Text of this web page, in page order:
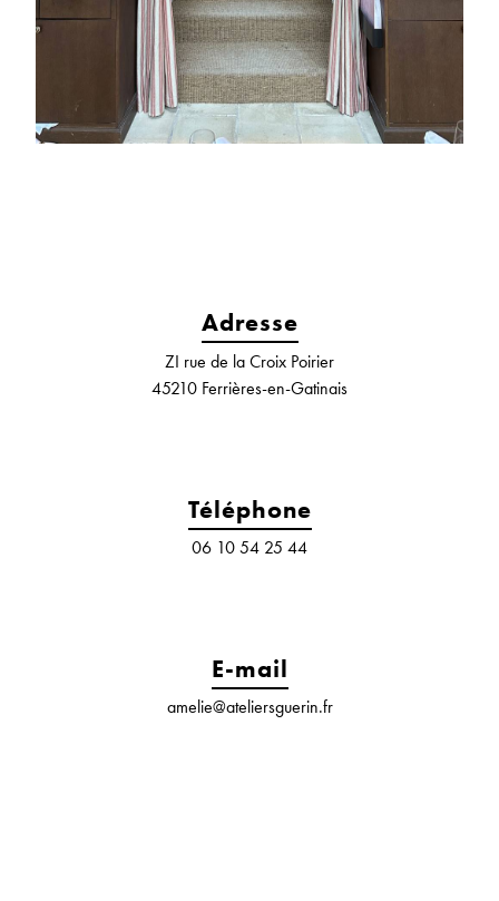
Adresse
ZI rue de la Croix Poirier
45210 Ferrières-en-Gatinais
Téléphone
06 10 54 25 44
E-mail
amelie@ateliersguerin.fr